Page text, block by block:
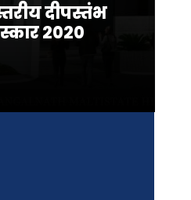
दीपस्तंभ
२०२०